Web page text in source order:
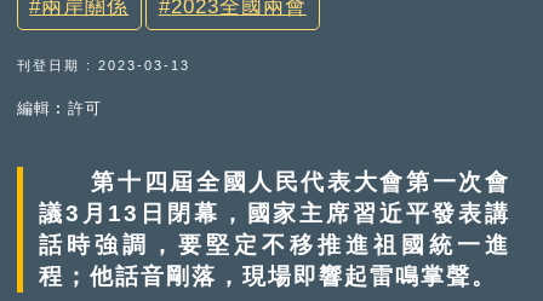
兩岸關係 2023全國兩會
刊登日期 : 2023-03-13
編輯︰許可
第十四屆全國人民代表大會第一次會
議3月13日閉幕，國家主席習近平發表講
話時強調，要堅定不移推進祖國統一進
程；他話音剛落，現場即響起雷鳴掌聲。